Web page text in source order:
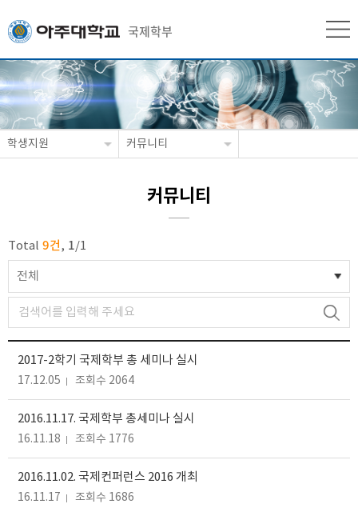
국제학부
학생지원 커뮤니티
커뮤니티
Total 9건, 1/1
전체
2017-2학기 국제학부 총 세미나 실시
17.12.05 조회수 2064
2016.11.17. 국제학부 총세미나 실시
16.11.18 조회수 1776
2016.11.02. 국제컨퍼런스 2016 개최
16.11.17 조회수 1686